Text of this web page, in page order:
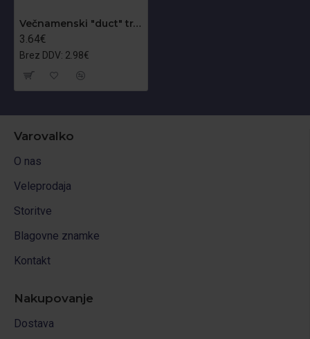
Večnamenski "duct" trak - BARACUDA BLUE
3.64€
Brez DDV: 2.98€
Varovalko
O nas
Veleprodaja
Storitve
Blagovne znamke
Kontakt
Nakupovanje
Dostava